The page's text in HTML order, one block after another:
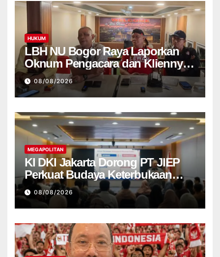
HUKUM
LBH NU Bogor Raya Laporkan
Oknum Pengacara dan Kliennya
ke Bareskrim Polri
08/08/2026
MEGAPOLITAN
KI DKI Jakarta Dorong PT JIEP
Perkuat Budaya Keterbukaan
Informasi Publik
08/08/2026